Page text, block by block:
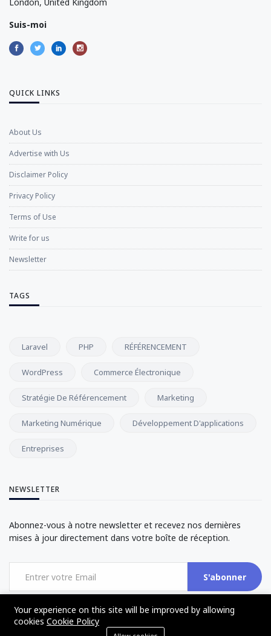
Suis-moi
QUICK LINKS
About Us
Advertise with Us
Disclaimer Policy
Privacy Policy
Terms of Use
Write for us
Newsletter
TAGS
Laravel PHP RÉFÉRENCEMENT
WordPress Commerce Électronique
Stratégie De Référencement Marketing
Marketing Numérique Développement D'applications
Entreprises
NEWSLETTER
Abonnez-vous à notre newsletter et recevez nos dernières
mises à jour directement dans votre boîte de réception.
S'abonner
Your experience on this site will be improved by allowing
cookies Cookie Policy